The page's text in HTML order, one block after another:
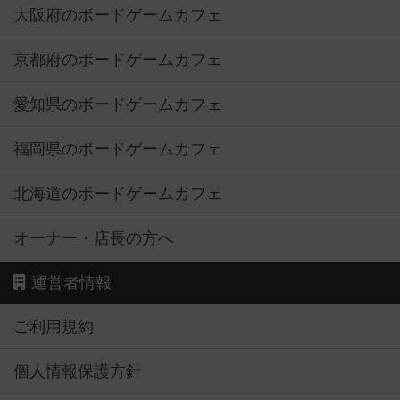
大阪府のボードゲームカフェ
京都府のボードゲームカフェ
愛知県のボードゲームカフェ
福岡県のボードゲームカフェ
北海道のボードゲームカフェ
オーナー・店長の方へ
運営者情報
ご利用規約
個人情報保護方針